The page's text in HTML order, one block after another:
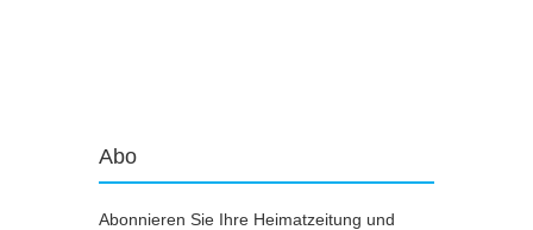
Abo
Abonnieren Sie Ihre Heimatzeitung und